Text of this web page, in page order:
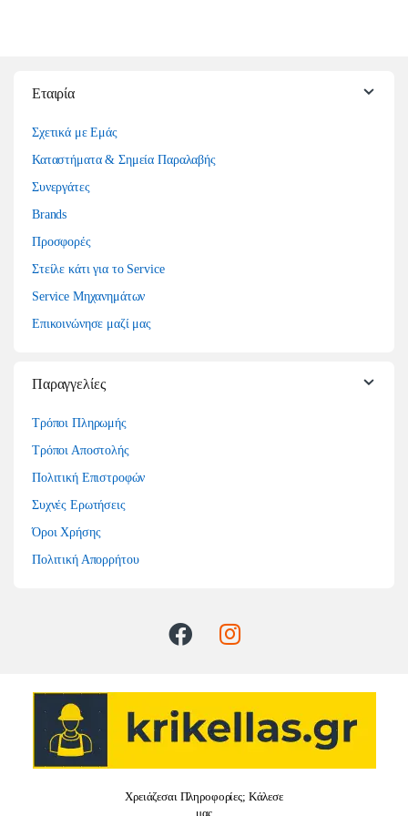
Εταιρία
Σχετικά με Εμάς
Καταστήματα & Σημεία Παραλαβής
Συνεργάτες
Brands
Προσφορές
Στείλε κάτι για το Service
Service Μηχανημάτων
Επικοινώνησε μαζί μας
Παραγγελίες
Τρόποι Πληρωμής
Τρόποι Αποστολής
Πολιτική Επιστροφών
Συχνές Ερωτήσεις
Όροι Χρήσης
Πολιτική Απορρήτου
Χρειάζεσαι Πληροφορίες; Κάλεσε
μας